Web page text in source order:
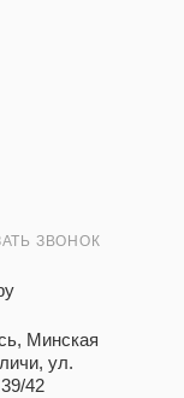
ЗВОНОК
Минская
ул.
42